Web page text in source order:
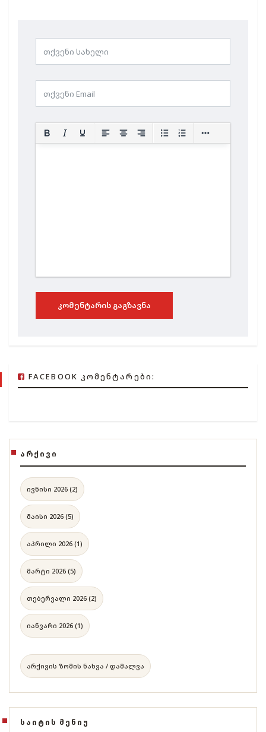
ᲙᲝᲛᲔᲜᲢᲐᲠᲘᲡ ᲒᲐᲒᲖᲐᲕᲜᲐ
FACEBOOK ᲙᲝᲛᲔᲜᲢᲐᲠᲔᲑᲘ:
ᲐᲠᲥᲘᲕᲘ
ივნისი 2026 (2)
მაისი 2026 (5)
აპრილი 2026 (1)
მარტი 2026 (5)
თებერვალი 2026 (2)
იანვარი 2026 (1)
არქივის ზომის ნახვა / დამალვა
ᲡᲐᲘᲢᲘᲡ ᲛᲔᲜᲘᲣ